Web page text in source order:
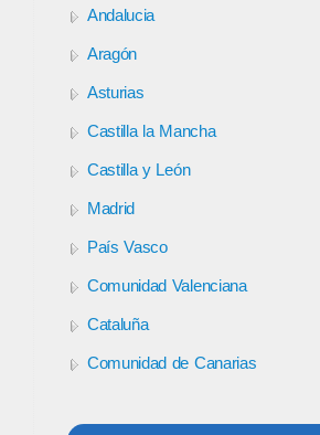
Andalucia
Aragón
Asturias
Castilla la Mancha
Castilla y León
Madrid
País Vasco
Comunidad Valenciana
Cataluña
Comunidad de Canarias